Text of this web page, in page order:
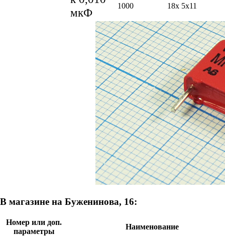
мкФ
1000 18x 5x11
В магазине на Буженинова, 16:
Номер или доп.
параметры
Наименование